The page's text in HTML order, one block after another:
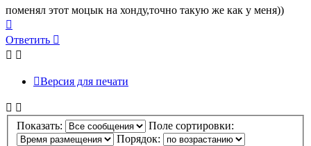
поменял этот моцык на хонду,точно такую же как у меня))
к
началу
Ответить
Версия для печати
Показать:
Поле сортировки:
Порядок: